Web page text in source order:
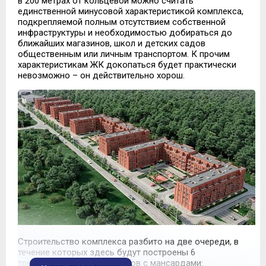
единственной минусовой характеристикой комплекса,
подкрепляемой полным отсутствием собственной
инфраструктуры и необходимостью добираться до
ближайших магазинов, школ и детских садов
общественным или личным транспортом. К прочим
характеристикам ЖК докопаться будет практически
невозможно – он действительно хорош.
Строительство комплекса разбито на две очереди, в
течение которых здесь будут построены 6
трехэтажных жилых корпусов с мансардами: